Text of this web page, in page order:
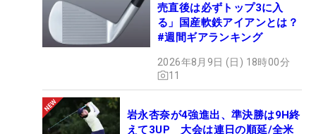
売直後は必ずトップ3に入
る」国産軟鉄アイアンとは？
#週間ギアランキング
2026年8月9日 (日) 18時00分
11
岩永杏奈が4強進出、準決勝は9H終
えて3UP 大会は連日の順延/全米